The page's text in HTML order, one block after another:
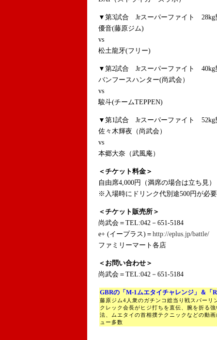
▼第3試合 Jrスーパーファイト
優音(藤原ジム)
vs
松土龍牙(フリー)
▼第2試合 Jrスーパーファイト
バンフースハンター(尚武会）
vs
駿斗(チームTEPPEN)
▼第1試合 Jrスーパーファイト
佐々木輝夜（尚武会）
vs
本郷大奈（武風庵）
＜チケット料金＞
自由席4,000円（満席の場合は立ち見）
※入場時にドリンク代別途500円が必
＜チケット販売所＞
尚武会＝TEL:042－651-5184
e+ (イープラス)＝ http://eplus.jp/battle/
ファミリーマート各店
＜お問い合わせ＞
尚武会＝TEL:042－651-5184
GBRの「M-1ムエタイチャレンジ」＆「
藤原ジム4人衆のガチンコ総当り戦スパーリ
クレック会長がヒジ打ちを直伝、腕を折る
法、ムエタイの首相撲テクニックなどの動
ュー多数